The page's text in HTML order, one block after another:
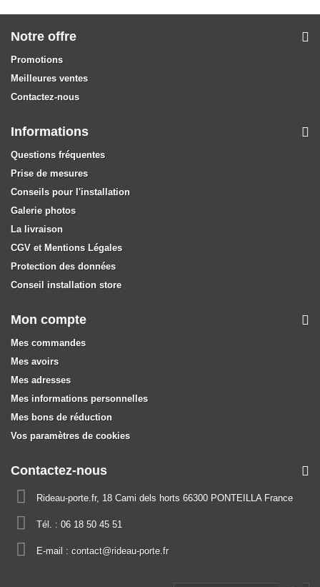
Notre offre
Promotions
Meilleures ventes
Contactez-nous
Informations
Questions fréquentes
Prise de mesures
Conseils pour l'installation
Galerie photos
La livraison
CGV et Mentions Légales
Protection des données
Conseil installation store
Mon compte
Mes commandes
Mes avoirs
Mes adresses
Mes informations personnelles
Mes bons de réduction
Vos paramètres de cookies
Contactez-nous
Rideau-porte.fr, 18 Cami dels horts 66300 PONTEILLA France
Tél. : 06 18 50 45 51
E-mail : contact@rideau-porte.fr